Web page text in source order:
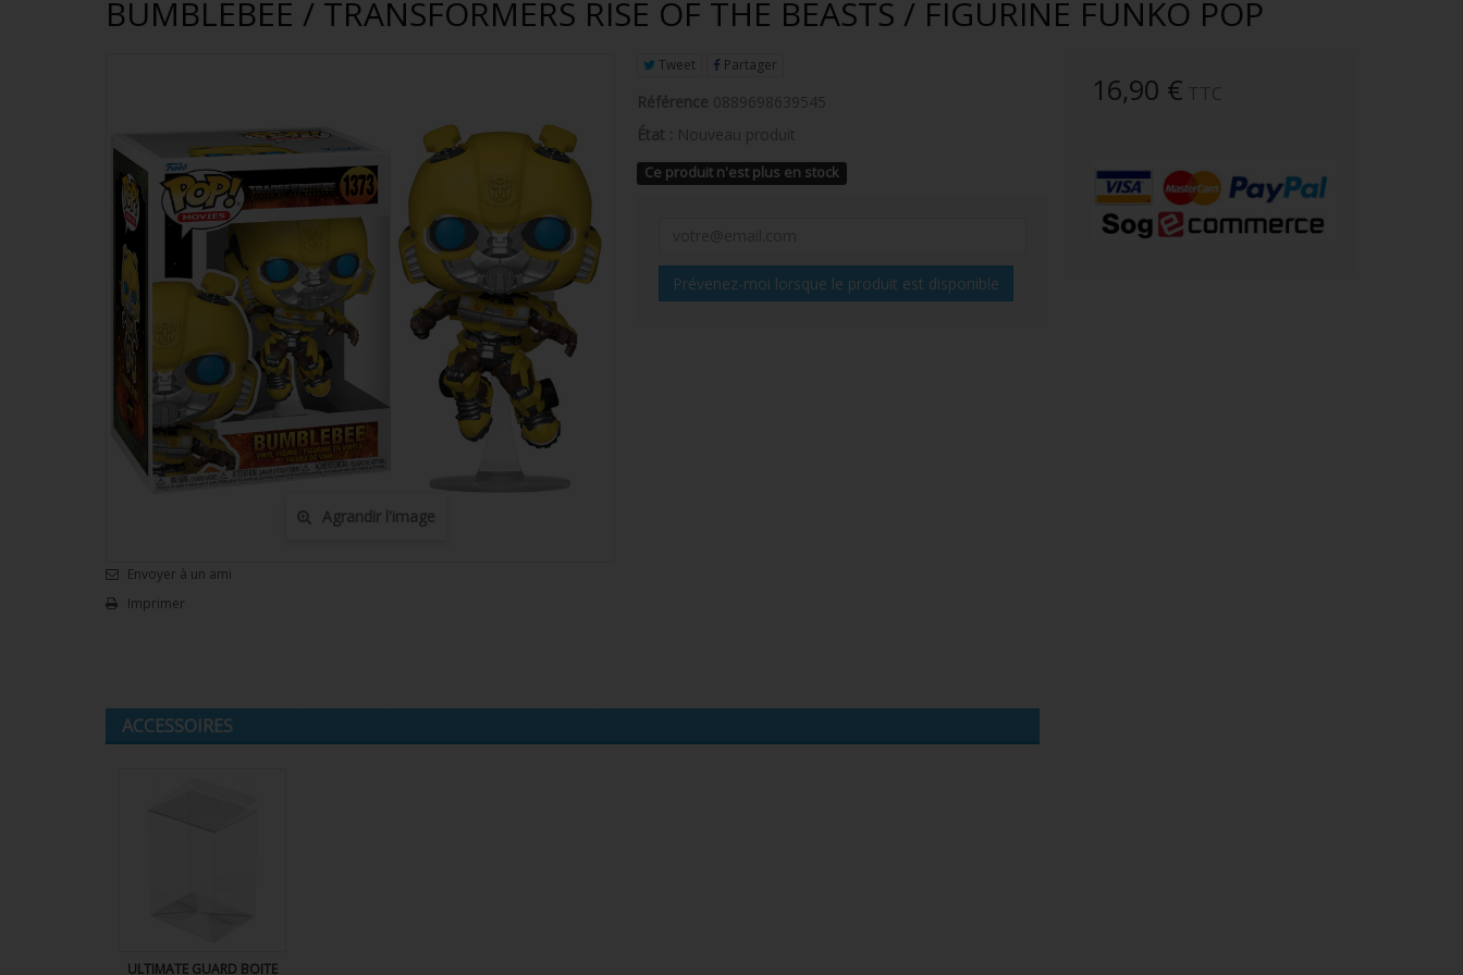
BUMBLEBEE / TRANSFORMERS RISE OF THE BEASTS / FIGURINE FUNKO POP
Agrandir l'image
Envoyer à un ami
Imprimer
16,90 €
Tweet Partager
Référence 0889698639545
État : Nouveau produit
Ce produit n'est plus en stock
Prévenez-moi lorsque le produit est disponible
ACCESSOIRES
ULTIMATE GUARD BOITE